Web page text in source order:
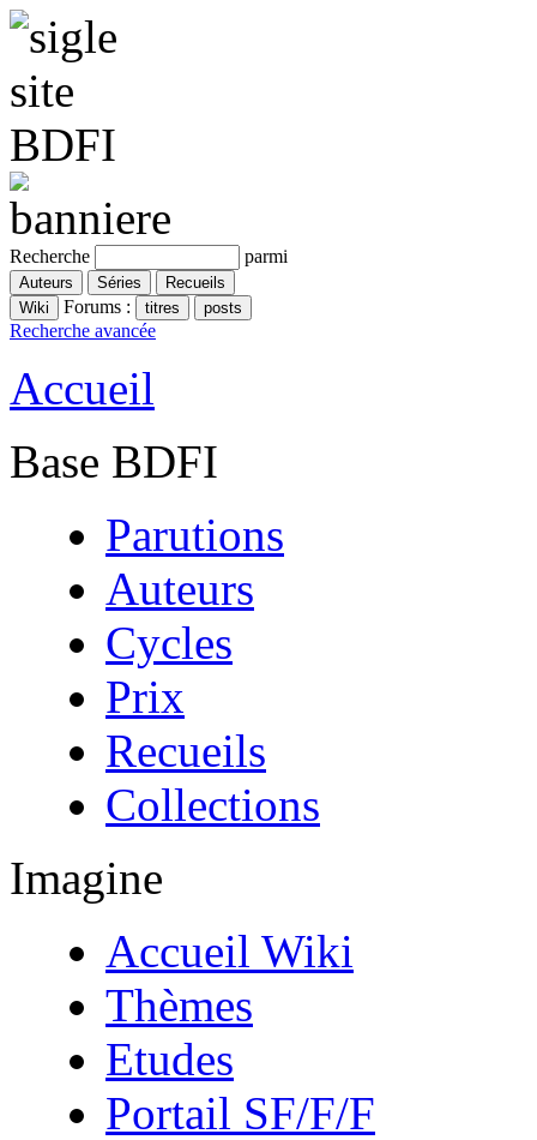
Recherche parmi
Forums :
Recherche avancée
Accueil
Base BDFI
Parutions
Auteurs
Cycles
Prix
Recueils
Collections
Imagine
Accueil Wiki
Thèmes
Etudes
Portail SF/F/F